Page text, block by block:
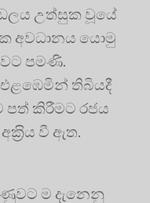
උත්සුක වූයේ
අවධානය යොමු
පමණි.
තිබියදී
පත් කිරීමට රජය
වී ඇත.
ම දැනෙනු